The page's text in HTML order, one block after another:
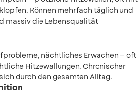
Können mehrfach täglich und
massiv die Lebensqualität
nächtliches Erwachen — oft
Hitzewallungen. Chronischer
durch den gesamten Alltag.